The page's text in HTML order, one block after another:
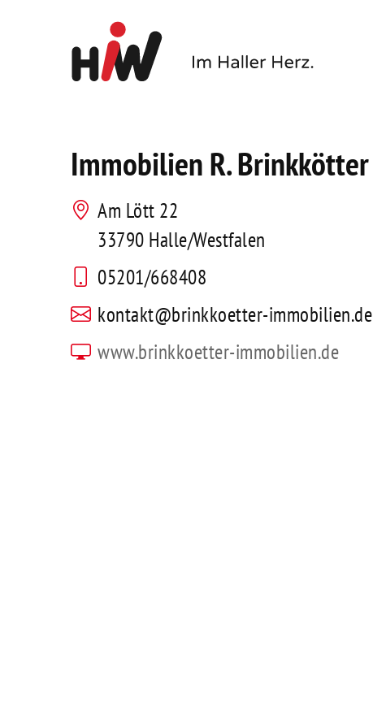
Immobilien R. Brinkkötter
Am Lött 22
33790 Halle/Westfalen
05201/668408
kontakt@brinkkoetter-immobilien.de
www.brinkkoetter-immobilien.de